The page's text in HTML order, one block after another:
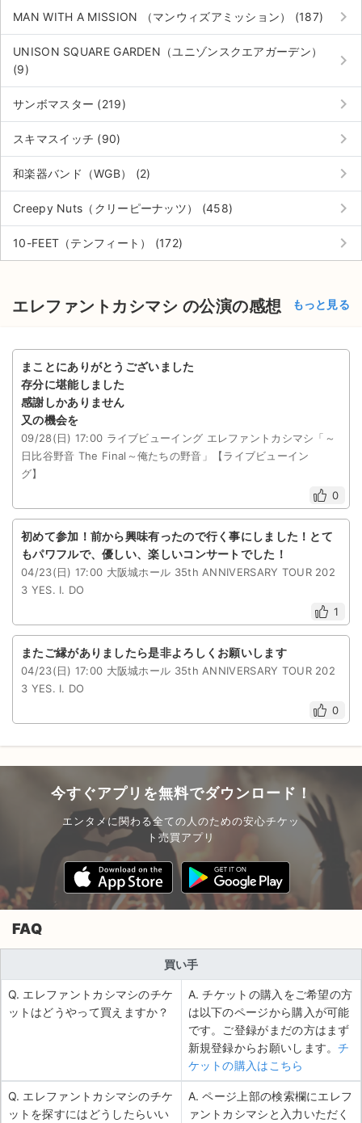
MAN WITH A MISSION （マンウィズアミッション） (187) keyboard_arrow_right
UNISON SQUARE GARDEN（ユニゾンスクエアガーデン）
(9)
keyboard_arrow_right
サンボマスター (219) keyboard_arrow_right
スキマスイッチ (90) keyboard_arrow_right
和楽器バンド（WGB） (2) keyboard_arrow_right
Creepy Nuts（クリーピーナッツ） (458) keyboard_arrow_right
10-FEET（テンフィート） (172) keyboard_arrow_right
エレファントカシマシ の公演の感想 もっと見る
まことにありがとうございました
存分に堪能しました
感謝しかありません
又の機会を
09/28(日) 17:00 ライブビューイング エレファントカシマシ「～
日比谷野音 The Final～俺たちの野音」【ライブビューイン
グ】
0
初めて参加！前から興味有ったので行く事にしました！とて
もパワフルで、優しい、楽しいコンサートでした！
04/23(日) 17:00 大阪城ホール 35th ANNIVERSARY TOUR 202
3 YES. I. DO
1
またご縁がありましたら是非よろしくお願いします
04/23(日) 17:00 大阪城ホール 35th ANNIVERSARY TOUR 202
3 YES. I. DO
0
今すぐアプリを無料でダウンロード！
エンタメに関わる全ての人のための安心チケッ
ト売買アプリ
FAQ
買い手
Q. エレファントカシマシのチケ
ットはどうやって買えますか？
A. チケットの購入をご希望の方
は以下のページから購入が可能
です。ご登録がまだの方はまず
新規登録からお願いします。チ
ケットの購入はこちら
Q. エレファントカシマシのチケ
ットを探すにはどうしたらいい
A. ページ上部の検索欄にエレフ
ァントカシマシと入力いただく